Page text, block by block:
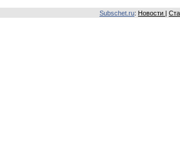
Subschet.ru: Новости